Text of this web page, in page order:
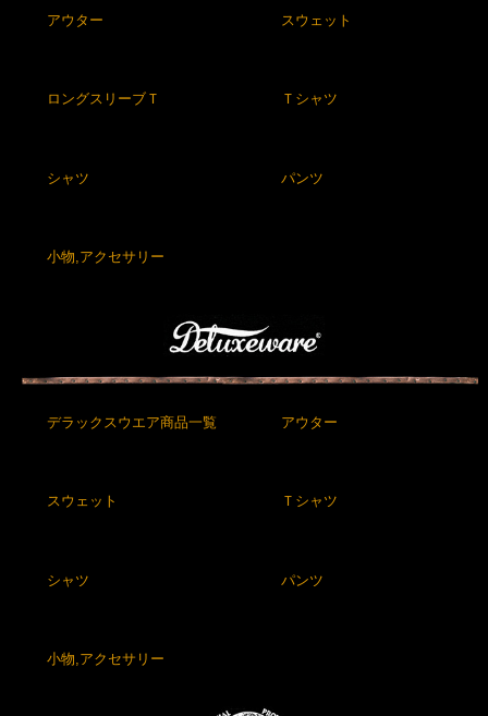
アウター スウェット
ロングスリーブＴ Ｔシャツ
シャツ パンツ
小物,アクセサリー
デラックスウエア商品一覧 アウター
スウェット Ｔシャツ
シャツ パンツ
小物,アクセサリー